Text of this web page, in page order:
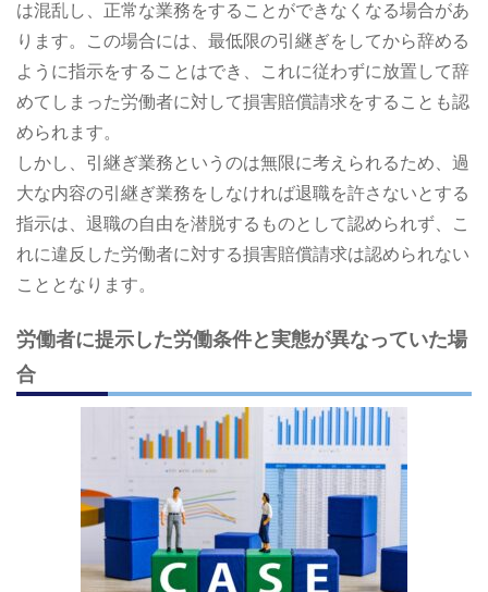
は混乱し、正常な業務をすることができなくなる場合があ
ります。この場合には、最低限の引継ぎをしてから辞める
ように指示をすることはでき、これに従わずに放置して辞
めてしまった労働者に対して損害賠償請求をすることも認
められます。
しかし、引継ぎ業務というのは無限に考えられるため、過
大な内容の引継ぎ業務をしなければ退職を許さないとする
指示は、退職の自由を潜脱するものとして認められず、こ
れに違反した労働者に対する損害賠償請求は認められない
こととなります。
労働者に提示した労働条件と実態が異なっていた場
合